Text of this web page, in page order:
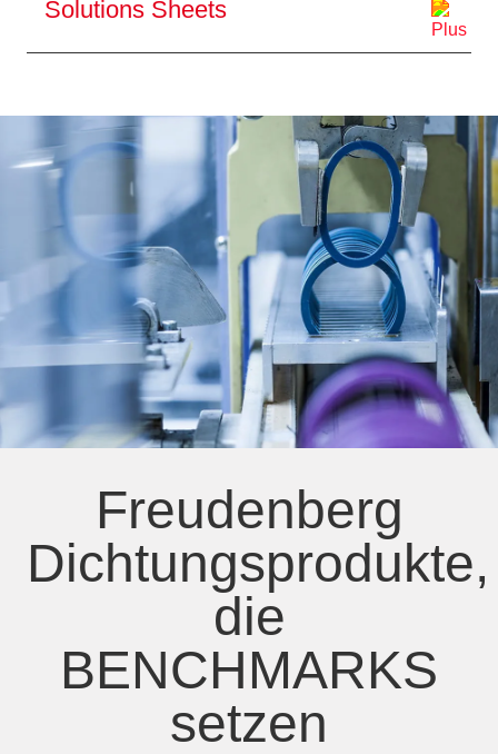
Solutions Sheets
Freudenberg
Dichtungsprodukte,
die
BENCHMARKS
setzen